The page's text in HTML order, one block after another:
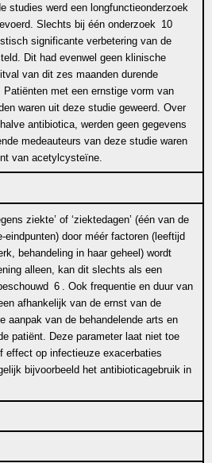
studies werd een longfunctieonderzoek
Slechts bij één onderzoek 10
significante verbetering van de
Dit had evenwel geen klinische
van dit zes maanden durende
met een ernstige vorm van
waren uit deze studie geweerd. Over
antibiotica, werden geen gegevens
medeauteurs van deze studie waren
van acetylcysteïne.
ziekte’ of ‘ziektedagen’ (één van de
eindpunten) door méér factoren (leeftijd
behandeling in haar geheel) wordt
alleen, kan dit slechts als een
6
. Ook frequentie en duur van
afhankelijk van de ernst van de
aanpak van de behandelende arts en
patiënt. Deze parameter laat niet toe
effect op infectieuze exacerbaties
bijvoorbeeld het antibioticagebruik in